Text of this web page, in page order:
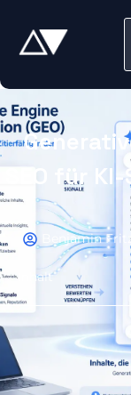
SEO für
Benjamin
Inhalt